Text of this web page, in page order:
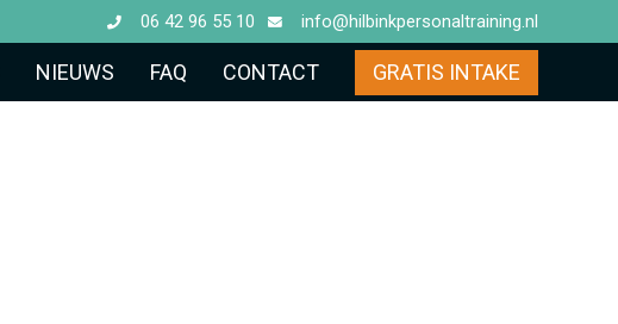
06 42 96 55 10 info@hilbinkpersonaltraining.nl
NIEUWS FAQ CONTACT GRATIS INTAKE